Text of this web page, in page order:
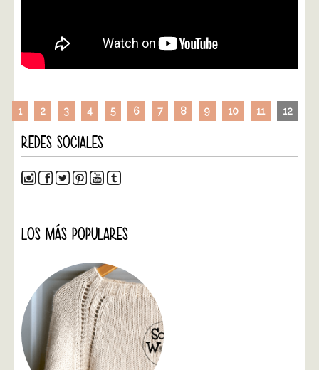
1 2 3 4 5 6 7 8 9 10 11 12
REDES SOCIALES
LOS MÁS POPULARES